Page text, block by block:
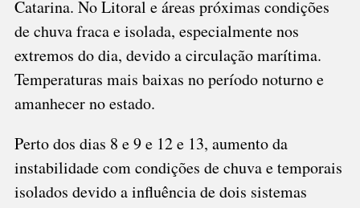
Catarina. No Litoral e áreas próximas condições
de chuva fraca e isolada, especialmente nos
extremos do dia, devido a circulação marítima.
Temperaturas mais baixas no período noturno e
amanhecer no estado.
Perto dos dias 8 e 9 e 12 e 13, aumento da
instabilidade com condições de chuva e temporais
isolados devido a influência de dois sistemas